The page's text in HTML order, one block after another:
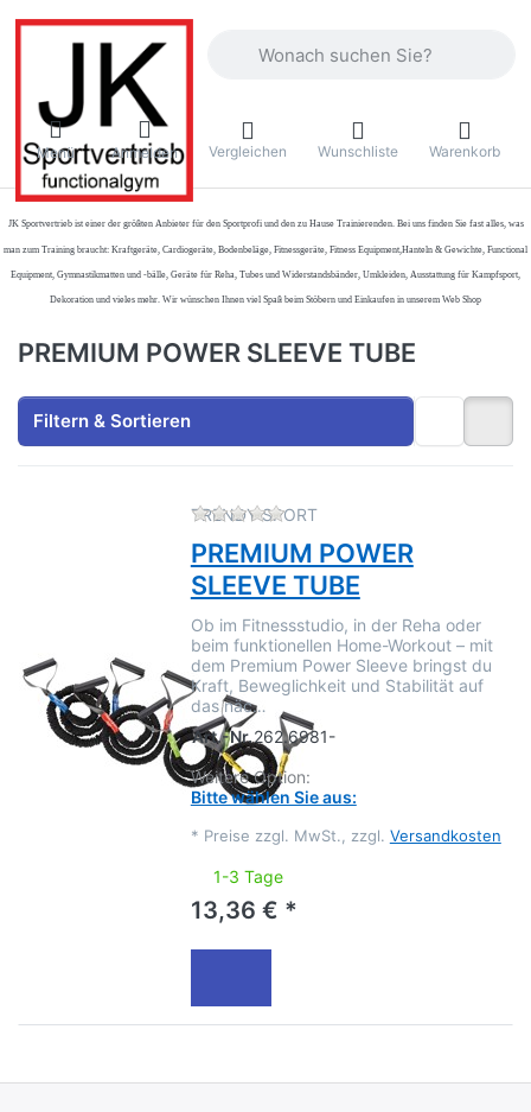
Menü Anmelden Vergleichen Wunschliste Warenkorb
JK Sportvertrieb ist einer der größten Anbieter für den Sportprofi und den zu Hause Trainierenden. Bei uns finden Sie fast alles, was
man zum Training braucht: Kraftgeräte, Cardiogeräte, Bodenbeläge, Fitnessgeräte, Fitness Equipment,Hanteln & Gewichte, Functional
Equipment, Gymnastikmatten und -bälle, Geräte für Reha, Tubes und Widerstandsbänder, Umkleiden, Ausstattung für Kampfsport,
Dekoration und vieles mehr. Wir wünschen Ihnen viel Spaß beim Stöbern und Einkaufen in unserem Web Shop
PREMIUM POWER SLEEVE TUBE
Filtern & Sortieren
TRENDY SPORTZu diesem Produkt liegen
PREMIUM POWER
SLEEVE TUBE
Ob im Fitnessstudio, in der Reha oder
beim funktionellen Home-Workout – mit
dem Premium Power Sleeve bringst du
Kraft, Beweglichkeit und Stabilität auf
das näc…
Art.-Nr.262.6981-
Weitere Option:
Bitte wählen Sie aus:
* Preise zzgl. MwSt., zzgl. Versandkosten
1-3 Tage
13,36 € *